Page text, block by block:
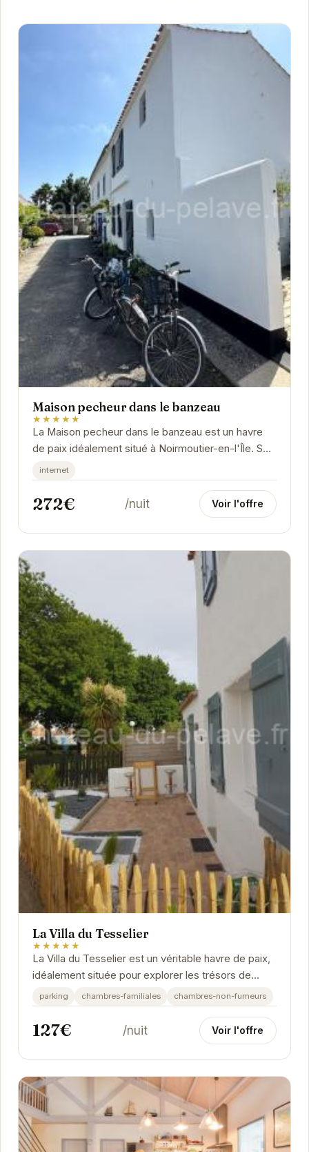
Maison pecheur dans le banzeau
★★★★★
La Maison pecheur dans le banzeau est un havre
de paix idéalement situé à Noirmoutier-en-l'Île. Son
emplacement privilégié offre un accès...
internet
272€ /nuit Voir l'offre
La Villa du Tesselier
★★★★★
La Villa du Tesselier est un véritable havre de paix,
idéalement située pour explorer les trésors de
Noirmoutier-en-l'Île.
parking chambres-familiales chambres-non-fumeurs
127€ /nuit Voir l'offre